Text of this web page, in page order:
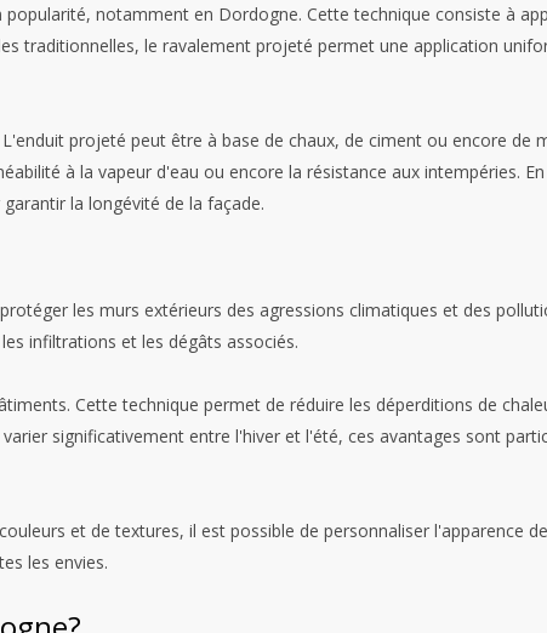
notamment en Dordogne. Cette technique consiste à
traditionnelles, le ravalement projeté permet une application
projeté peut être à base de chaux, de ciment ou encore de
à la vapeur d'eau ou encore la résistance aux intempéries.
la longévité de la façade.
les murs extérieurs des agressions climatiques et des
infiltrations et les dégâts associés.
Cette technique permet de réduire les déperditions de
significativement entre l'hiver et l'été, ces avantages sont
et de textures, il est possible de personnaliser l'apparence
les envies.